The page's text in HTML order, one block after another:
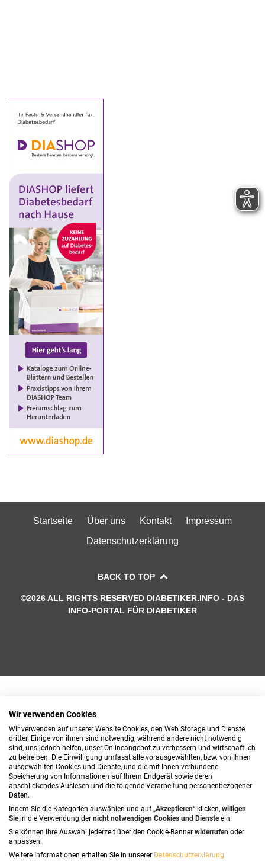
Startseite Über uns Kontakt
Impressum
Datenschutzerklärung
BACK TO TOP
©2026 ALL RIGHTS RESERVED DIABETIKER.INFO - DAS
INFO-PORTAL FÜR DIABETIKER
Wir verwenden Cookies
Wir verwenden auf unserer Website Cookies, den Web Storage und Dienste
dritter. Einige von ihnen sind notwendig, während andere nicht notwendig
sind, uns jedoch helfen, unser Onlineangebot zu verbessern und wirtschaftlich
zu betreiben. Die Einwilligung umfasst alle vorausgewählten, bzw. von Ihnen
ausgewählten Cookies und Dienste, und die mit Ihnen verbundene
Speicherung von Informationen auf Ihrem Endgerät sowie deren
anschließendes Auslesen und die folgende Verarbeitung personenbezogener
Daten.
Indem Sie die Kategorien auswählen und auf „Akzeptieren“ klicken, willigen
Sie in die Verwendung der nicht notwendigen Cookies und Diensteein.
Sie können Ihre Auswahl jederzeit über den Cookie-Banner widerrufen oder
anpassen.
Weitere Informationen erhalten Sie in unserer Datenschutzerklärung.